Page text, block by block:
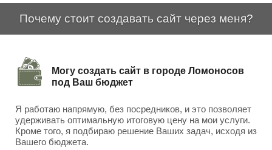
Почему стоит создавать сайт через меня?
Могу создать сайт в городе Ломоносов
под Ваш бюджет
Я работаю напрямую, без посредников, и это позволяет
удерживать оптимальную итоговую цену на мои услуги.
Кроме того, я подбираю решение Ваших задач, исходя из
Вашего бюджета.